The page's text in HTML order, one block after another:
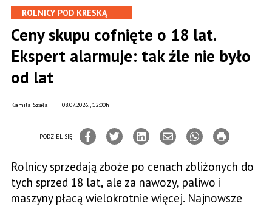
ROLNICY POD KRESKĄ
Ceny skupu cofnięte o 18 lat.
Ekspert alarmuje: tak źle nie było
od lat
08.07.2026., 12:00h
Kamila Szałaj
PODZIEL SIĘ
Rolnicy sprzedają zboże po cenach zbliżonych do
tych sprzed 18 lat, ale za nawozy, paliwo i
maszyny płacą wielokrotnie więcej. Najnowsze